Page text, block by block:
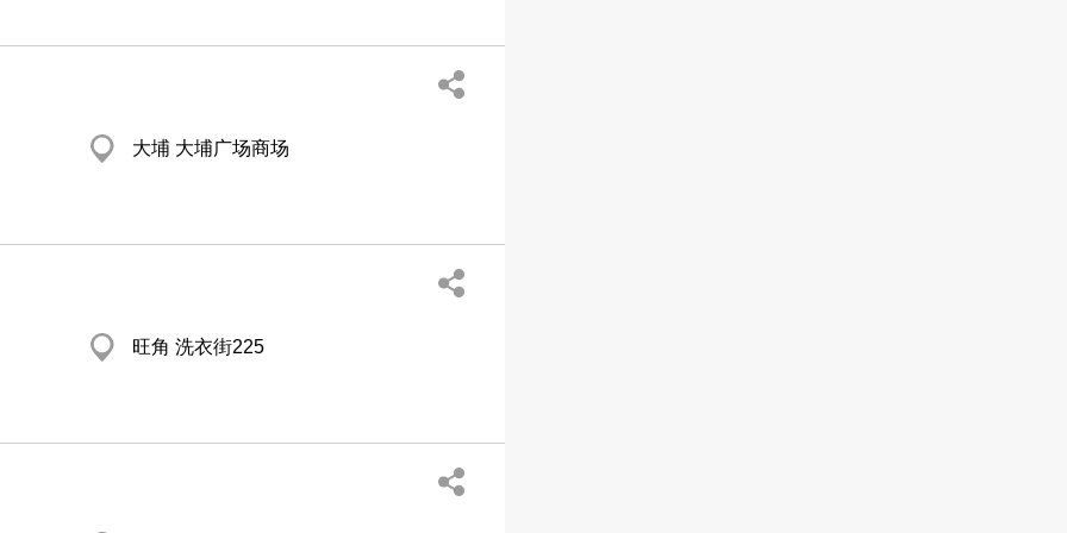
大埔 大埔广场商场
旺角 洗衣街225